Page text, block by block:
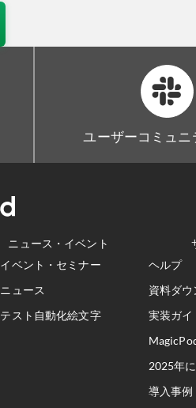
ユーザーコミュニ
ニュース・イベント
イベント・セミナー
ニュース
テスト自動化絵文字
ヘルプ
資料ダウ
実装ガイ
2025年
導入事例